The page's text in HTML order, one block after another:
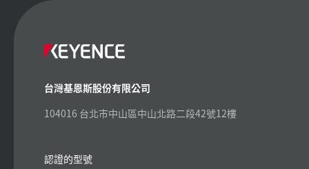
台灣基恩斯股份有限公司
104016 台北市中山區中山北路二段42號12樓
認證的型號